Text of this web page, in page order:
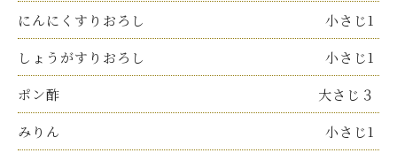
小さじ1
にんにくすりおろし
小さじ1
しょうがすりおろし
大さじ３
ポン酢
小さじ1
みりん